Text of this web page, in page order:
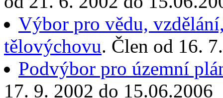
Výbor pro vědu,
tělovýchovu. Člen od 16.
Podvýbor pro územní
17. 9. 2002 do 15.06.2006